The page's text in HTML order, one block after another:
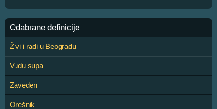
Odabrane definicije
Živi i radi u Beogradu
Vudu supa
Zaveden
Orešnik